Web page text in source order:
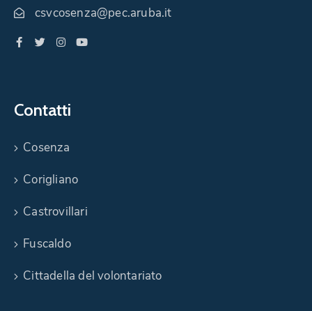
csvcosenza@pec.aruba.it
Contatti
Cosenza
Corigliano
Castrovillari
Fuscaldo
Cittadella del volontariato